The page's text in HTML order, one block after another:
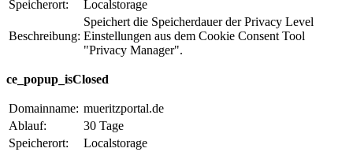
Speicherort: Localstorage
Beschreibung:
Speichert die Speicherdauer der Privacy Level
Einstellungen aus dem Cookie Consent Tool
"Privacy Manager".
ce_popup_isClosed
Domainname: mueritzportal.de
Ablauf:
30 Tage
Speicherort:
Localstorage